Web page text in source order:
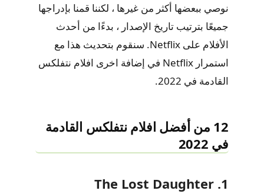
نوصي ببعضها أكثر من غيرها ، لكننا قمنا بإدراجها
جميعًا بترتيب تاريخ الإصدار ، بدءًا من أحدث
الأفلام على Netflix. سنقوم بتحديث هذا مع
استمرار Netflix في إضافة اخرى افلام نتفلكس
القادمة في 2022.
12 من أفضل افلام نتفلكس القادمة
في 2022
1. The Lost Daughter